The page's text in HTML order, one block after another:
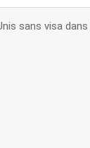
sans visa dans